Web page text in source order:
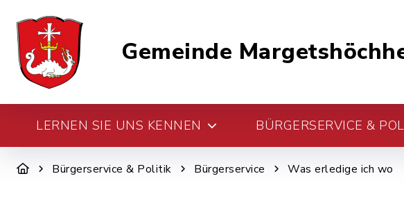
Gemeinde
LERNEN SIE UNS KENNEN BÜRGERSERVICE &
Bürgerservice & Politik Bürgerservice Was erledige ich wo